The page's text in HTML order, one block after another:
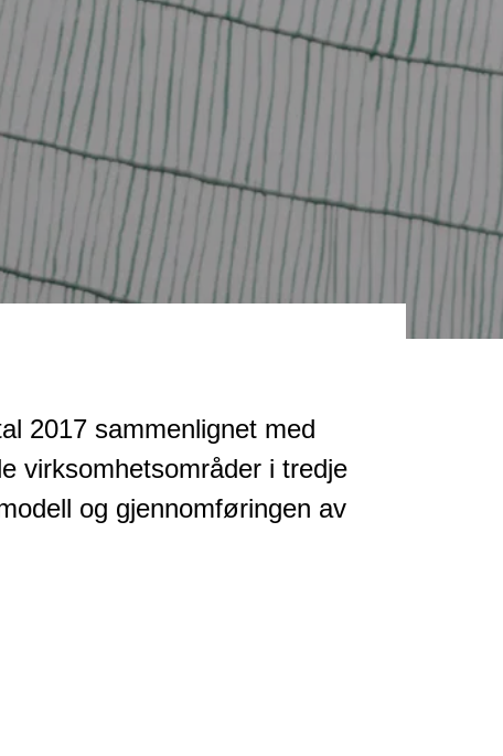
2017 sammenlignet med
virksomhetsområder i tredje
og gjennomføringen av